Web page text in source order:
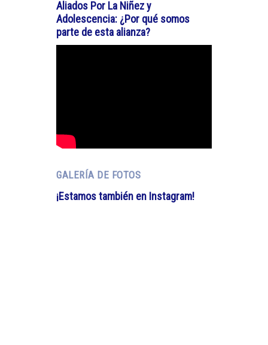
Aliados Por La Niñez y
Adolescencia: ¿Por qué somos
parte de esta alianza?
GALERÍA DE FOTOS
¡Estamos también en Instagram!